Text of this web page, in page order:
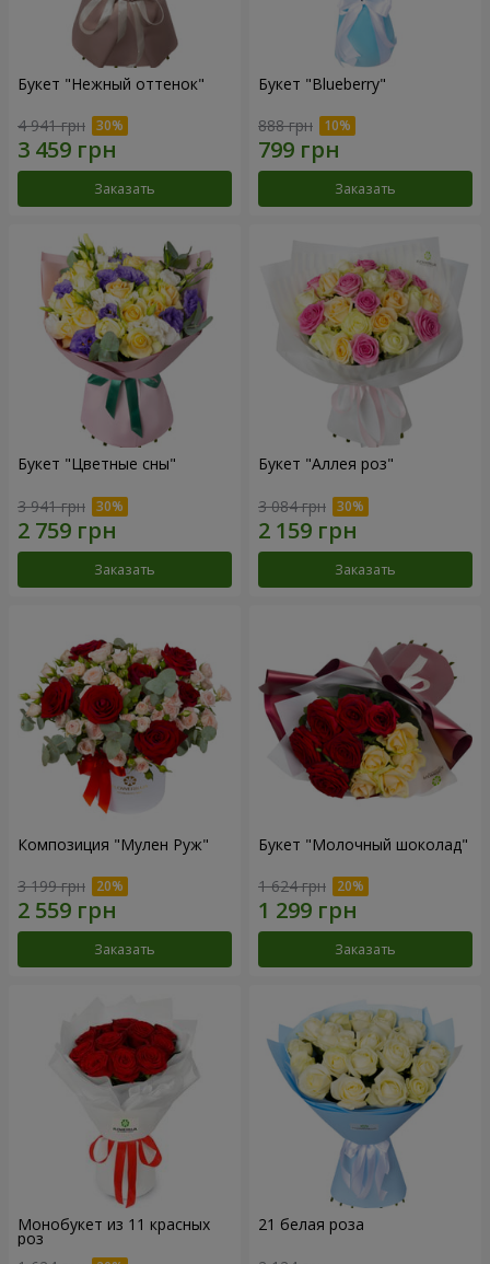
Букет "Нежный оттенок"
4 941 грн
Заказать
Букет "Blueberry"
888 грн
Заказать
Букет "Цветные сны"
3 941 грн
Заказать
Букет "Аллея роз"
3 084 грн
Заказать
Композиция "Мулен Руж"
3 199 грн
Заказать
Букет "Молочный шоколад"
1 624 грн
Заказать
Монобукет из 11 красных
роз
21 белая роза